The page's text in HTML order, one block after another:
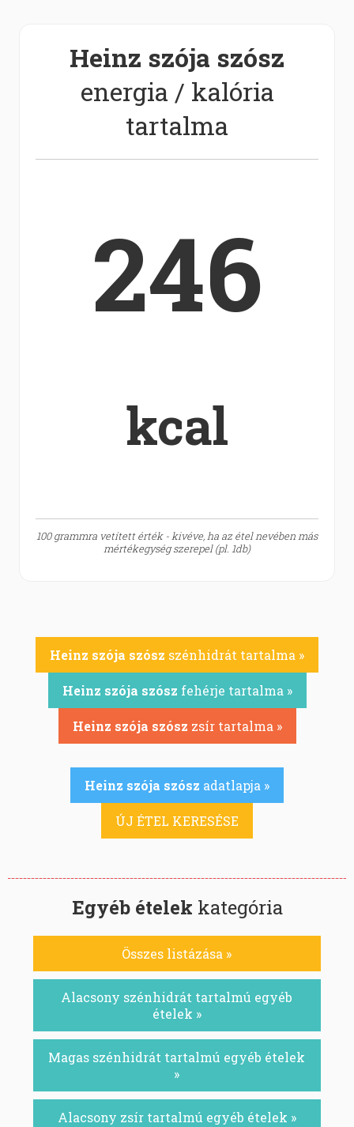
Heinz szója szósz
energia / kalória
tartalma
246
kcal
100 grammra vetített érték - kivéve, ha az étel nevében más
mértékegység szerepel (pl. 1db)
Heinz szója szósz szénhidrát tartalma »
Heinz szója szósz fehérje tartalma »
Heinz szója szósz zsír tartalma »
Heinz szója szósz adatlapja »
ÚJ ÉTEL KERESÉSE
Egyéb ételek kategória
Összes listázása »
Alacsony szénhidrát tartalmú egyéb
ételek »
Magas szénhidrát tartalmú egyéb ételek
»
Alacsony zsír tartalmú egyéb ételek »